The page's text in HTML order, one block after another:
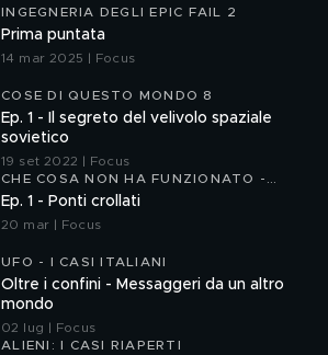
INGEGNERIA DEGLI EPIC FAIL 2
Prima puntata
14 mar 2025 | Focus
COSE DI QUESTO MONDO 8
Ep. 1 - Il segreto del velivolo spaziale
sovietico
19 set 2022 | Focus
CHE COSA NON HA FUNZIONATO -
DISASTRI DELL'INGEGNERIA
Ep. 1 - Ponti crollati
20 mar | Focus
UFO - I CASI ITALIANI
Oltre i confini - Messaggeri da un altro
mondo
02 lug | Focus
ALIENI: I CASI RIAPERTI